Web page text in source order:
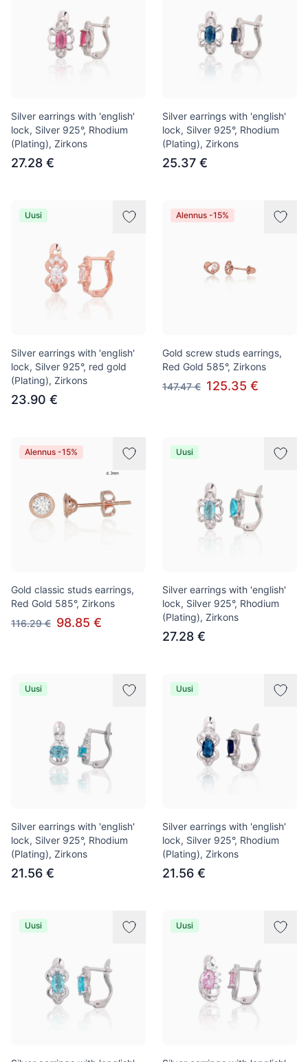
Silver earrings with 'english'
lock, Silver 925°, Rhodium
(Plating), Zirkons
27.28 €
Silver earrings with 'english'
lock, Silver 925°, Rhodium
(Plating), Zirkons
25.37 €
Uusi
Silver earrings with 'english'
lock, Silver 925°, red gold
(Plating), Zirkons
23.90 €
Alennus -15%
Gold screw studs earrings,
Red Gold 585°, Zirkons
147.47 € 125.35 €
Alennus -15%
Gold classic studs earrings,
Red Gold 585°, Zirkons
116.29 € 98.85 €
Uusi
Silver earrings with 'english'
lock, Silver 925°, Rhodium
(Plating), Zirkons
27.28 €
Uusi
Silver earrings with 'english'
lock, Silver 925°, Rhodium
(Plating), Zirkons
21.56 €
Uusi
Silver earrings with 'english'
lock, Silver 925°, Rhodium
(Plating), Zirkons
21.56 €
Uusi Uusi